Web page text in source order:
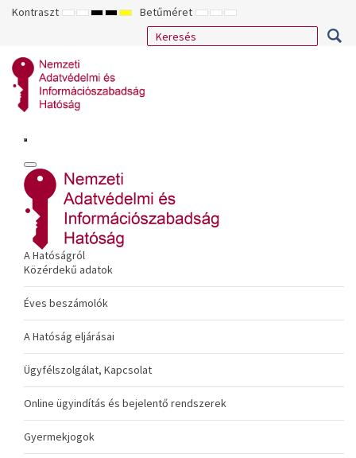
Kontraszt ALAPÉRTELMEZETT
ÉJSZAKAI
NAGY
KONTRASZTÚ
NAGY
KONTRASZTÚ
NAGY
KONTRASZTÚ
SÁRGA
FEKETE
Betűméret KISEBB
BETŰTÍPUS
ALAPÉRTELMEZETT
BETŰMÉRET
NAGYOBB
BETŰMÉRET
A Hatóságról
Közérdekű adatok
Éves beszámolók
A Hatóság eljárásai
Ügyfélszolgálat, Kapcsolat
Online ügyindítás és bejelentő rendszerek
Gyermekjogok